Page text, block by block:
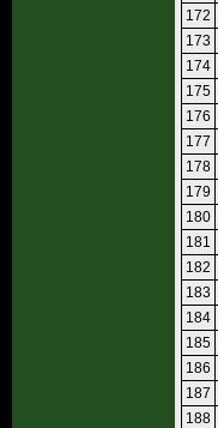
172
173
174
175
176
177
178
179
180
181
182
183
184
185
186
187
188